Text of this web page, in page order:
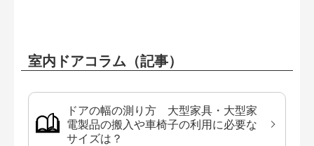
室内ドアコラム（記事）
ドアの幅の測り方 大型家具・大型家
電製品の搬入や車椅子の利用に必要な
サイズは？